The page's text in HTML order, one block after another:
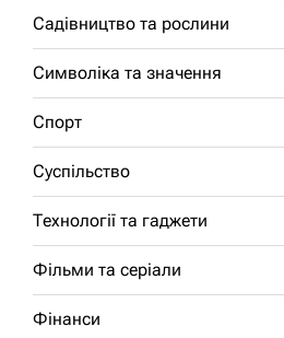
Садівництво та рослини
Символіка та значення
Спорт
Суспільство
Технології та гаджети
Фільми та серіали
Фінанси